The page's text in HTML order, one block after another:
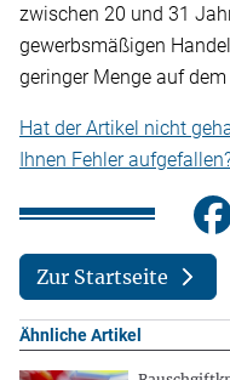
zwischen 20 und 31
gewerbsmäßigen
geringer Menge auf
Hat der Artikel nicht
Ihnen Fehler
Zur Startseite
Ähnliche Artikel